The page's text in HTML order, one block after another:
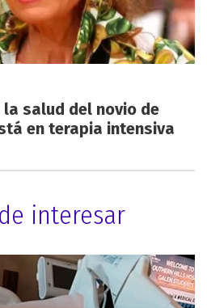
salud del novio de
en terapia intensiva
interesar